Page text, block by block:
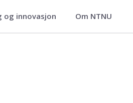
og innovasjon Om NTNU